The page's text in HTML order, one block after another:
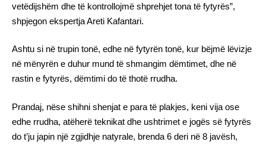
vetëdijshëm dhe të kontrollojmë shprehjet tona të fytyrës”,
shpjegon ekspertja Areti Kafantari.
Ashtu si në trupin tonë, edhe në fytyrën tonë, kur bëjmë lëvizje
në mënyrën e duhur mund të shmangim dëmtimet, dhe në
rastin e fytyrës, dëmtimi do të thotë rrudha.
Prandaj, nëse shihni shenjat e para të plakjes, keni vija ose
edhe rrudha, atëherë teknikat dhe ushtrimet e jogës së fytyrës
do t’ju japin një zgjidhje natyrale, brenda 6 deri në 8 javësh,